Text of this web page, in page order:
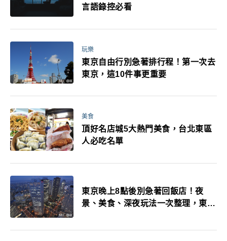
言語錄控必看
玩樂
東京自由行別急著排行程！第一次去
東京，這10件事更重要
美食
頂好名店城5大熱門美食，台北東區
人必吃名單
東京晚上8點後別急著回飯店！夜
景、美食、深夜玩法一次整理，東京